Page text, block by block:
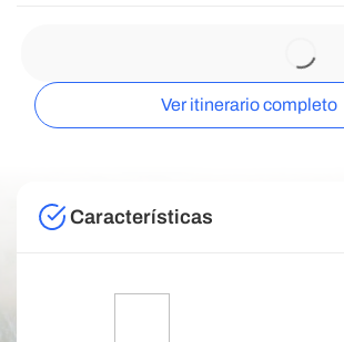
Ver itinerario completo
Características